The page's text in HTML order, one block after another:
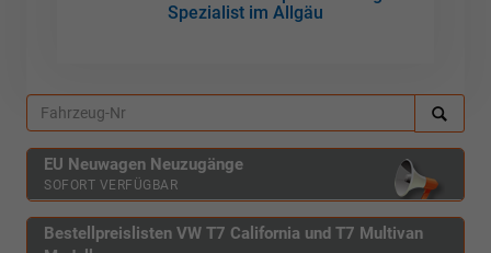
Spezialist im Allgäu
EU Neuwagen Neuzugänge
SOFORT VERFÜGBAR
Bestellpreislisten VW T7 California und T7 Multivan